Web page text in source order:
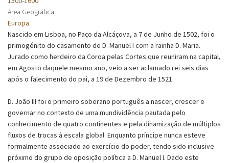
Área Geográfica
Europa
Nascido em Lisboa, no Paço da Alcáçova, a 7 de Junho de 1502, foi o
primogénito do casamento de D. Manuel I com a rainha D. Maria.
Jurado como herdeiro da Coroa pelas Cortes que reuniram na capital,
em Agosto daquele mesmo ano, veio a ser aclamado rei seis dias
após o falecimento do pai, a 19 de Dezembro de 1521.
D. João III foi o primeiro soberano português a nascer, crescer e
governar no contexto de uma mundividência pautada pelo
conhecimento de quatro continentes e pela dinamização de múltiplos
fluxos de trocas à escala global. Enquanto príncipe nunca esteve
formalmente associado ao exercício do poder, tendo sido inclusive
próximo do grupo de oposição política a D. Manuel I. Dado este